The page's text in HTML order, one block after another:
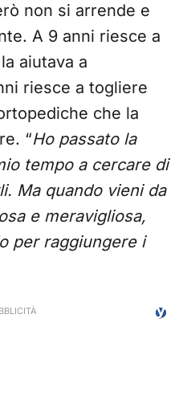
non si arrende e
A 9 anni riesce a
aiutava a
riesce a togliere
che la
“Ho passato la
tempo a cercare di
Ma quando vieni da
e meravigliosa,
per raggiungere i